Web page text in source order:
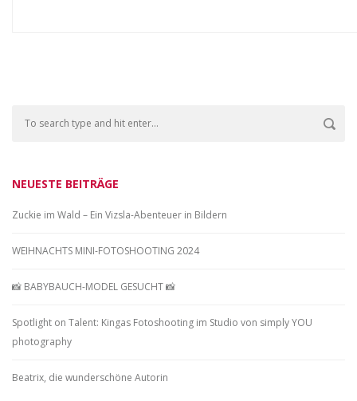
NEUESTE BEITRÄGE
Zuckie im Wald – Ein Vizsla-Abenteuer in Bildern
WEIHNACHTS MINI-FOTOSHOOTING 2024
📸 BABYBAUCH-MODEL GESUCHT 📸
Spotlight on Talent: Kingas Fotoshooting im Studio von simply YOU
photography
Beatrix, die wunderschöne Autorin